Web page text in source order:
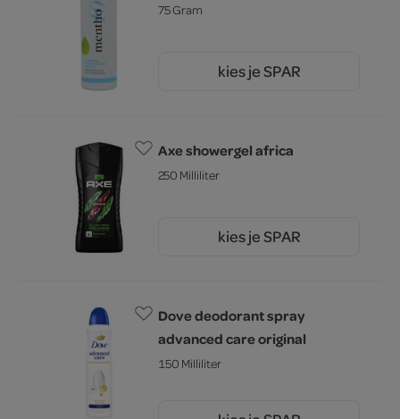
75 Gram
kies je SPAR
Axe showergel africa
250 Milliliter
kies je SPAR
Dove deodorant spray
advanced care original
150 Milliliter